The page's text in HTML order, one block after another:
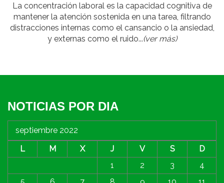
La concentración laboral es la capacidad cognitiva de
mantener la atención sostenida en una tarea, filtrando
distracciones internas como el cansancio o la ansiedad,
y externas como el ruido...(ver más)
NOTICIAS POR DIA
septiembre 2022
L
M X J V S
D
1
2 3
4